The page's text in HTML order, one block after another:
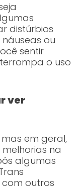
distúrbios
ou
sentir
o uso
ver
em geral,
na
algumas
outros